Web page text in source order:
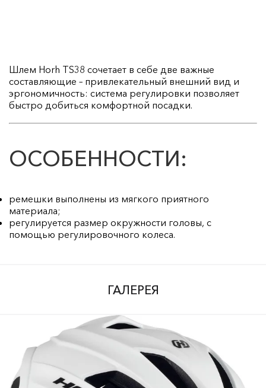
Шлем Horh TS38 сочетает в себе две важные
составляющие – привлекательный внешний вид и
эргономичность: система регулировки позволяет
быстро добиться комфортной посадки.
ОСОБЕННОСТИ:
ремешки выполнены из мягкого приятного
материала;
регулируется размер окружности головы, с
помощью регулировочного колеса.
ГАЛЕРЕЯ